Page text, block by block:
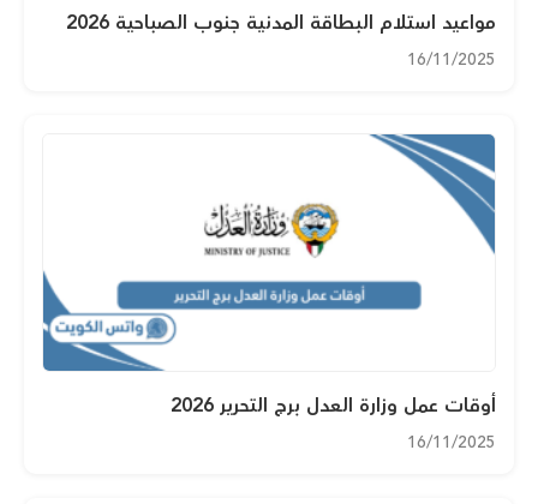
مواعيد استلام البطاقة المدنية جنوب الصباحية 2026
16/11/2025
أوقات عمل وزارة العدل برج التحرير 2026
16/11/2025